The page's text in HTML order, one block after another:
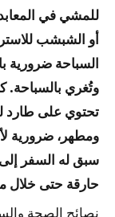
للمشي في
أو الشبشب
السباحة ضرورية
وتُغري بالسباحة.
تحتوي على طارد
ومطهر، ضرورية
سبق له السفر
حارقة حتى خلال
نصائح الصحة